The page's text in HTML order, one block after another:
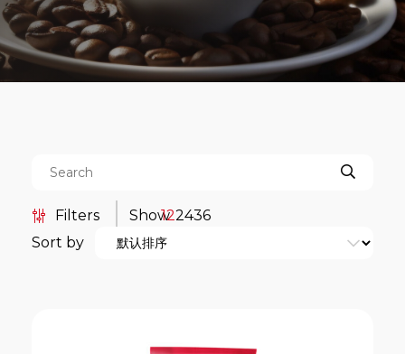
Filters
Boat Noodle
Show
122436
Sort by